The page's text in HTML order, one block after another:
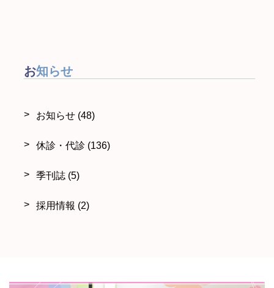
お知らせ
お知らせ (48)
休診・代診 (136)
季刊誌 (5)
採用情報 (2)